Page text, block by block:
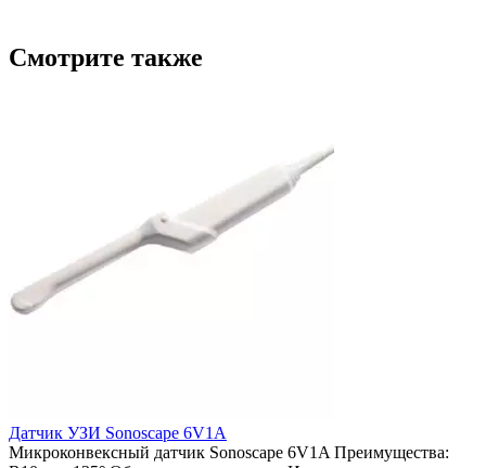
Смотрите также
Датчик УЗИ Sonoscape 6V1A
Микроконвексный датчик Sonoscape 6V1A Преимущества: